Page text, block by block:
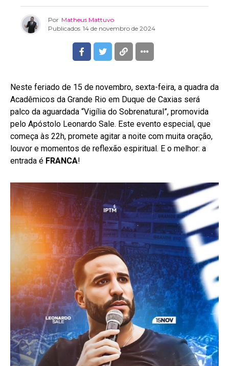
Por Matheus Mattuvo
Publicados 14 de novembro de 2024
Neste feriado de 15 de novembro, sexta-feira, a quadra da
Acadêmicos da Grande Rio em Duque de Caxias será
palco da aguardada “Vigília do Sobrenatural”, promovida
pelo Apóstolo Leonardo Sale. Este evento especial, que
começa às 22h, promete agitar a noite com muita oração,
louvor e momentos de reflexão espiritual. E o melhor: a
entrada é FRANCA!